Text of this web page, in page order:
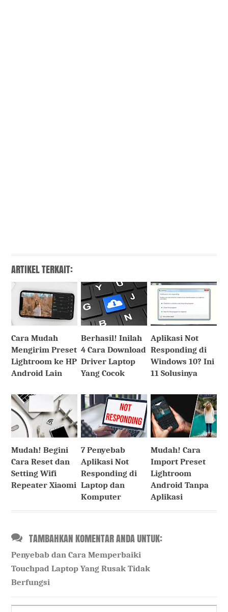
ARTIKEL TERKAIT:
Cara Mudah
Mengirim Preset
Lightroom ke HP
Android Lain
Berhasil! Inilah
4 Cara Download
Driver Laptop
Yang Cocok
Aplikasi Not
Responding di
Windows 10? Ini
11 Solusinya
Mudah! Begini
Cara Reset dan
Setting Wifi
Repeater Xiaomi
7 Penyebab
Aplikasi Not
Responding di
Laptop dan
Komputer
Mudah! Cara
Import Preset
Lightroom
Android Tanpa
Aplikasi
TAMBAHKAN KOMENTAR ANDA UNTUK:
Penyebab dan Cara Memperbaiki
Touchpad Laptop Yang Rusak Tidak
Berfungsi